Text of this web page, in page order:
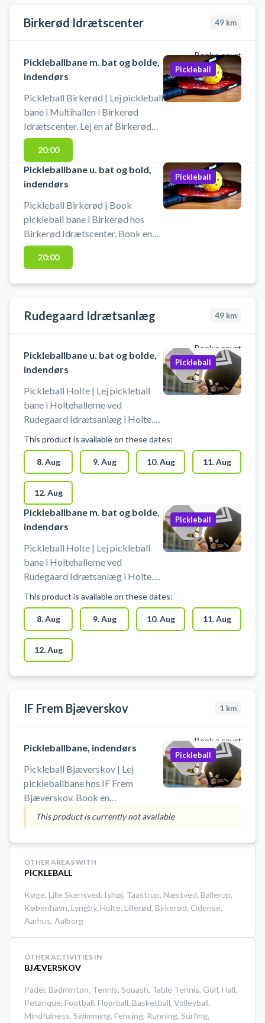
Medbring selv udstyr - bat og
Birkerød Idrætscenter 49 km
Book a court
Pickleballbane m. bat og bolde,
indendørs
Pickleball Birkerød | Lej pickleball
bane i Multihallen i Birkerød
Idrætscenter. Lej en af Birkerød
Idrætscenters pickleball baner i
multihallen og spil pickleball.
Pickleball bane er med bolde og
bat til 4 pickleball spillere.
Pickleball
20:00
Pickleballbane u. bat og bold,
indendørs
Pickleball Birkerød | Book
pickleball bane i Birkerød hos
Birkerød Idrætscenter. Book en
pickleball bane og spil pickleball i
Birkerød Idrætscenters multihal.
Pickleball
20:00
Rudegaard Idrætsanlæg 49 km
Book a court
Pickleballbane u. bat og bolde,
indendørs
Pickleball Holte | Lej pickleball
bane i Holtehallerne ved
Rudegaard Idrætsanlæg i Holte.
indendørs pickleball baner i
Holtehallerne og spil pickleball i
Holte.
Pickleball
This product is available on these dates:
8. Aug 9. Aug 10. Aug 11. Aug
12. Aug
Pickleballbane m. bat og bolde,
indendørs
Pickleball Holte | Lej pickleball
bane i Holtehallerne ved
Rudegaard Idrætsanlæg i Holte.
indendørs pickleball baner i
Holtehallerne og spil pickleball i
Holte. Pickleball bane er med
bolde og bat til 4 pickleball
spillere.
Pickleball
This product is available on these dates:
8. Aug 9. Aug 10. Aug 11. Aug
12. Aug
IF Frem Bjæverskov 1 km
Book a court
Pickleballbane, indendørs
Pickleball Bjæverskov | Lej
pickleballbane hos IF Frem
Bjæverskov. Book en
pickleballbane og spil pickleball i
Bjæverskov på en af de mange
indendørs pickleballbaner i
#Picklebal-bjaeverskov #spil-
Pickleball
This product is currently not available
OTHER AREAS WITH
PICKLEBALL
Køge, Lille Skensved, Ishøj, Taastrup, Næstved, Ballerup,
København, Lyngby, Holte, Lillerød, Birkerød, Odense,
Aarhus, Aalborg
OTHER ACTIVITIES IN
BJÆVERSKOV
Padel, Badminton, Tennis, Squash, Table Tennis, Golf, Hall,
Petanque, Football, Floorball, Basketball, Volleyball,
Mindfulness, Swimming, Fencing, Running, Surfing,